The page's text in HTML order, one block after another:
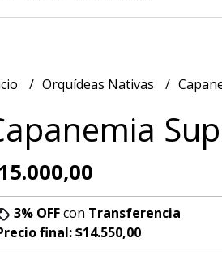
Orquídeas Nativas
3% OFFcon Transferencia
final:$14.550,00